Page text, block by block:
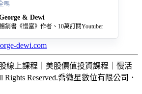
嗎
& Dewi
銷書《慢富》作者、10萬訂閱Youtuber
dewi.com
線上課程｜美股價值投資課程｜慢活
Reserved.喬微星數位有限公司 ．